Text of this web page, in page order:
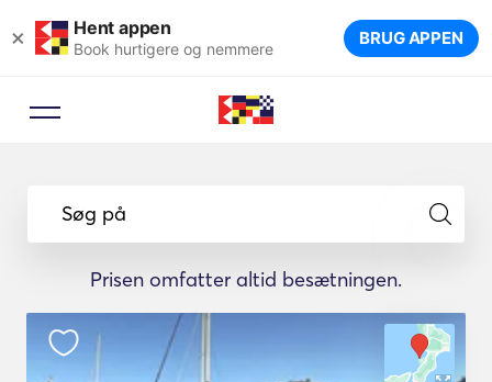
× Hent appen
Book hurtigere og nemmere BRUG APPEN
Søg på
Prisen omfatter altid besætningen.